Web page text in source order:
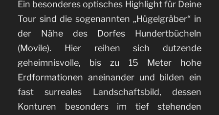
Ein besonderes optisches Highlight für Deine
Tour sind die sogenannten „Hügelgräber“ in
der Nähe des Dorfes Hundertbücheln
(Movile). Hier reihen sich dutzende
geheimnisvolle, bis zu 15 Meter hohe
Erdformationen aneinander und bilden ein
fast surreales Landschaftsbild, dessen
Konturen besonders im tief stehenden